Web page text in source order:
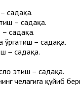
садақа.
– садақа.
садақа.
ўргатиш – садақа.
– садақа.
этиш – садақа.
челагига қуйиб